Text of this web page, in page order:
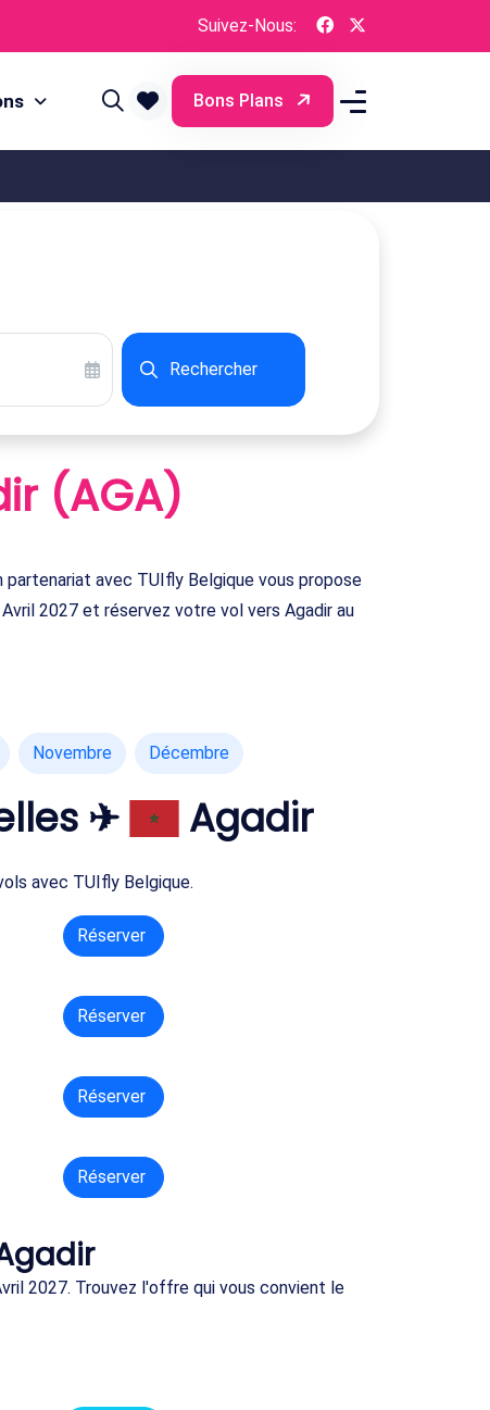
Suivez-Nous:
Bons Plans
Rechercher
(AGA)
avec TUIfly Belgique vous propose
2027 et réservez votre vol vers Agadir au
Novembre Décembre
✈ Agadir
avec TUIfly Belgique.
Réserver
Réserver
Réserver
Réserver
2027. Trouvez l'offre qui vous convient le